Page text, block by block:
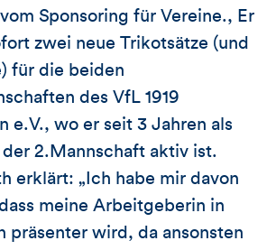
Sponsoring für Vereine., Er
zwei neue Trikotsätze (und
für die beiden
des VfL 1919
e.V., wo er seit 3 Jahren als
2.Mannschaft aktiv ist.
erklärt: „Ich habe mir davon
meine Arbeitgeberin in
präsenter wird, da ansonsten